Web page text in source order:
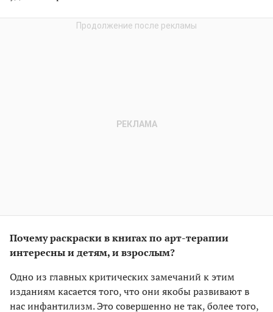
Почему раскраски в книгах по арт-терапии
интересны и детям, и взрослым?
Одно из главных критических замечаний к этим
изданиям касается того, что они якобы развивают в
нас инфантилизм. Это совершенно не так, более того,